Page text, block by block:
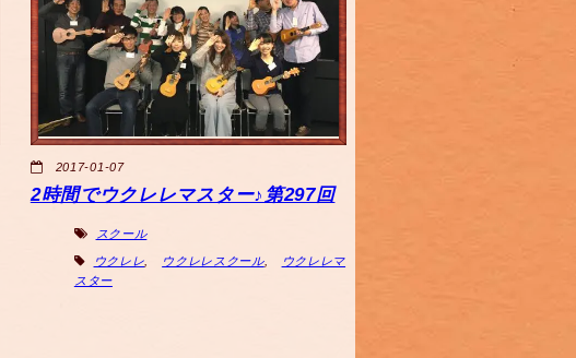
2017-01-07
2時間でウクレレマスター♪第297回
スクール
ウクレレ ウクレレスクール,
ウクレレマ
スター